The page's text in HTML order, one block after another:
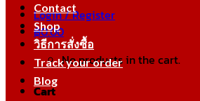
Login / Register
฿0.00
No products in the cart.
Cart
Contact
Shop
วิธีการสั่งซื้อ
Track your order
Blog